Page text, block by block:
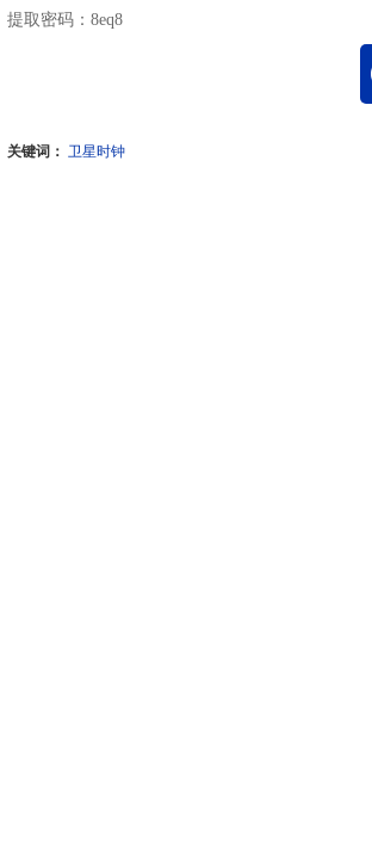
提取密码：8eq8
关键词： 卫星时钟